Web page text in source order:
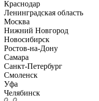
Краснодар
Ленинградская область
Москва
Нижний Новгород
Новосибирск
Ростов-на-Дону
Самара
Санкт-Петербург
Смоленск
Уфа
Челябинск